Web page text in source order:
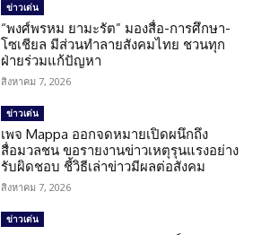
ข่าวเด่น
“พงศ์พรหม ยามะรัต” มองสื่อ-การศึกษา-
โซเชียล มีส่วนทำลายสังคมไทย ชวนทุก
ฝ่ายร่วมแก้ปัญหา
สิงหาคม 7, 2026
ข่าวเด่น
เพจ Mappa ออกจดหมายเปิดผนึกถึง
สื่อมวลชน ขอรายงานข่าวเหตุรุนแรงอย่าง
รับผิดชอบ ชี้วิธีเล่าข่าวมีผลต่อสังคม
สิงหาคม 7, 2026
ข่าวเด่น